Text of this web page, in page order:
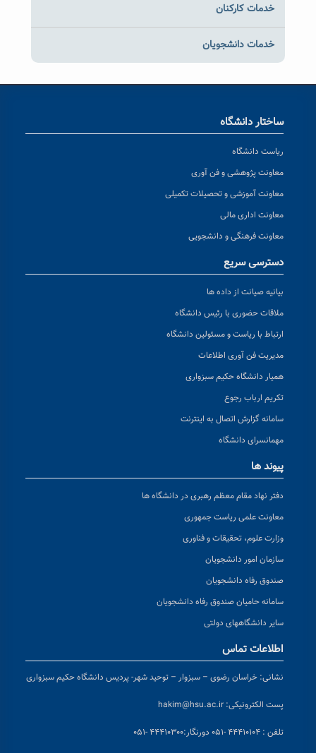
خدمات کارکنان
خدمات دانشجویان
ساختار دانشگاه
ریاست دانشگاه
معاونت پژوهشی و فن آوری
معاونت آموزشی و تحصیلات تکمیلی
معاونت اداری مالی
معاونت فرهنگی و دانشجویی
دسترسی سریع
بیانیه صیانت از داده ها
ملاقات حضوری با رئیس دانشگاه
ارتباط با ریاست و مسئولین دانشگاه
مدیریت فن آوری اطلاعات
همیار دانشگاه حکیم سبزواری
تکریم ارباب رجوع
سامانه گزارش اتصال به اینترنت
مهمانسرای دانشگاه
پیوند ها
دفتر نهاد مقام معظم رهبری در دانشگاه ها
معاونت علمی ریاست جمهوری
وزارت علوم، تحقیقات و فناوری
سازمان امور دانشجویان
صندوق رفاه دانشجویان
سامانه حامیان صندوق رفاه دانشجویان
سایر دانشگاههای دولتی
اطلاعات تماس
نشانی: خراسان رضوی – سبزوار – توحید شهر- پردیس دانشگاه حکیم سبزواری
پست الکترونیکی: hakim@hsu.ac.ir
تلفن : ۴۴۴۱۰۱۰۴ -۰۵۱ دورنگار:۴۴۴۱۰۳۰۰ -۰۵۱